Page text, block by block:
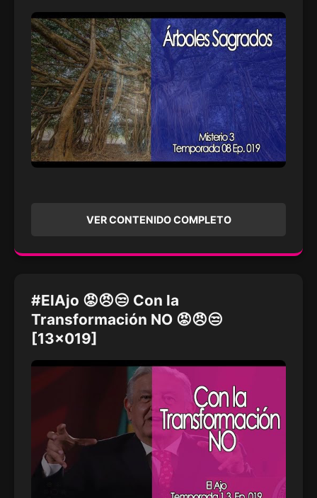
VER CONTENIDO COMPLETO
#ElAjo 😡😠😒 Con la
Transformación NO 😡😠😒
[13x019]